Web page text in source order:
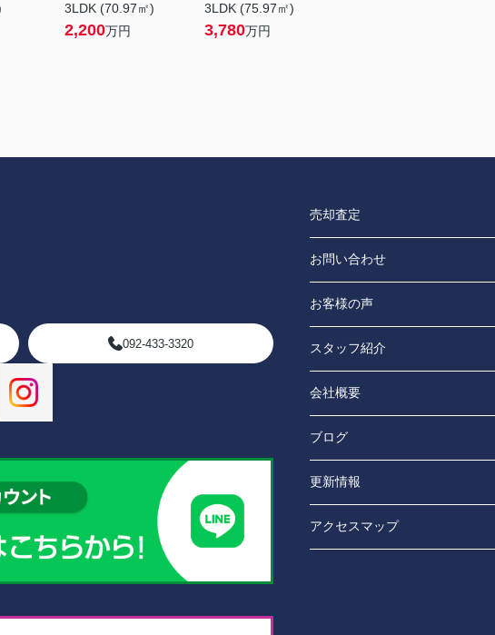
3LDK (70.97㎡)
2,200万円
3LDK (75.97㎡)
3,780万円
092-433-3320
売却査定
お問い合わせ
お客様の声
スタッフ紹介
会社概要
ブログ
更新情報
アクセスマップ